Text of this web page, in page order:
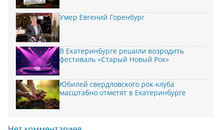
Умер Евгений Горенбург
В Екатеринбурге решили возродить
фестиваль «Старый Новый Рок»
Юбилей свердловского рок-клуба
масштабно отметят в Екатеринбурге